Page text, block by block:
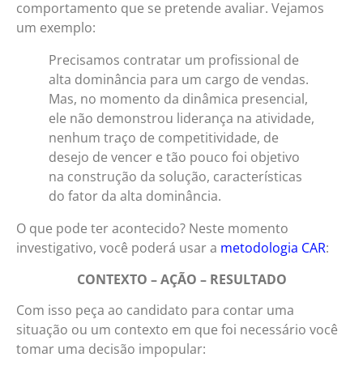
comportamento que se pretende avaliar. Vejamos
um exemplo:
Precisamos contratar um profissional de
alta dominância para um cargo de vendas.
Mas, no momento da dinâmica presencial,
ele não demonstrou liderança na atividade,
nenhum traço de competitividade, de
desejo de vencer e tão pouco foi objetivo
na construção da solução, características
do fator da alta dominância.
O que pode ter acontecido? Neste momento
investigativo, você poderá usar a metodologia CAR:
CONTEXTO – AÇÃO – RESULTADO
Com isso peça ao candidato para contar uma
situação ou um contexto em que foi necessário você
tomar uma decisão impopular: